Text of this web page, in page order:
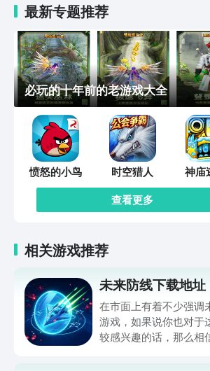
最新专题推荐
必玩的十年前的老游戏大全
愤怒的小鸟 时空猎人
神庙
查看更多
相关游戏推荐
未来防线下载地址
在市面上有着不少强调
游戏，如果说你也对于
较感兴趣的话，那么相